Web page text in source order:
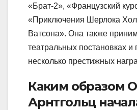
«Брат-2», «Французский
«Приключения Шерлока
Ватсона». Она также
театральных постановках и
несколько престижных
Каким образом
Арнтгольц